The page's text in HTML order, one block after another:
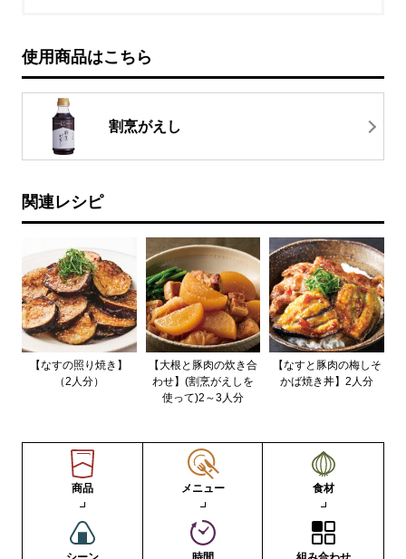
使用商品はこちら
割烹がえし
関連レシピ
【なすの照り焼き】
（2人分）
【大根と豚肉の炊き合
わせ】(割烹がえしを
使って)2～3人分
【なすと豚肉の梅しそ
かば焼き丼】2人分
商品 メニュー 食材